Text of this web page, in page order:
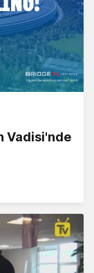
Vadisi'nde